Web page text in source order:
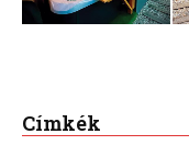
Címkék